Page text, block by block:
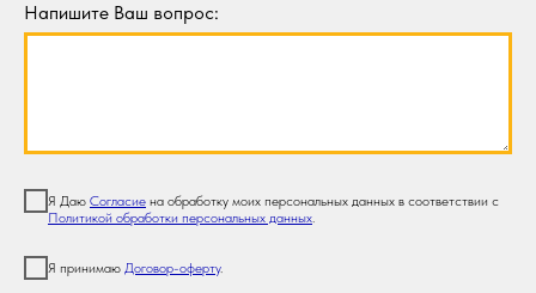
Напишите Ваш вопрос:
Я Даю Согласие на обработку моих персональных данных в соответствии с
Политикой обработки персональных данных
Я принимаю Договор-оферту.